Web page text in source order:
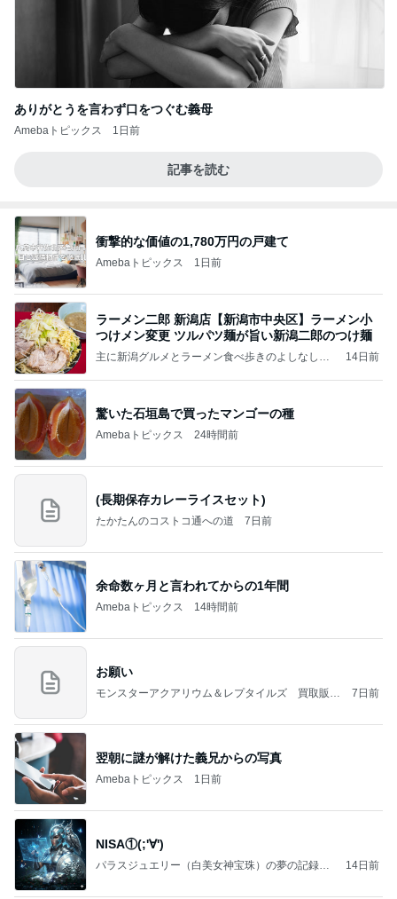
ありがとうを言わず口をつぐむ義母
Amebaトピックス 1日前
記事を読む
衝撃的な価値の1,780万円の戸建て
Amebaトピックス 1日前
ラーメン二郎 新潟店【新潟市中央区】ラーメン小
つけメン変更 ツルパツ麺が旨い新潟二郎のつけ麺
主に新潟グルメとラーメン食べ歩きのよしなしご
14日前
驚いた石垣島で買ったマンゴーの種
Amebaトピックス 24時間前
(長期保存カレーライスセット)
たかたんのコストコ通への道 7日前
余命数ヶ月と言われてからの1年間
Amebaトピックス 14時間前
お願い
モンスターアクアリウム＆レプタイルズ 買取販売
7日前
翌朝に謎が解けた義兄からの写真
Amebaトピックス 1日前
NISA①(;'∀')
パラスジュエリー（白美女神宝珠）の夢の記録
14日前